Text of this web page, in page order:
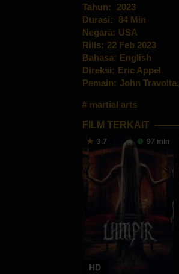
Tahun:
2023
Durasi: 84 Min
Negara: USA
Rilis: 22 Feb 2023
Bahasa: English
Direksi: Eric Appel
Pemain: John Travolta,
martial arts
FILM TERKAIT
3.7 97 min
HD